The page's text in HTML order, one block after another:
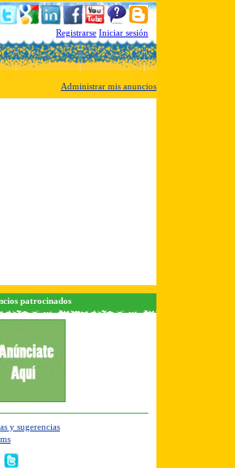
Registrarse Iniciar sesión
Administrar mis anuncios
patrocinados
y sugerencias